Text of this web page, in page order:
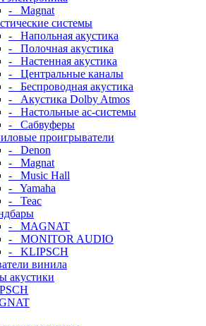
- Magnat
системы
- Напольная акустика
- Полочная акустика
- Настенная акустика
- Центральные каналы
- Беспроводная акустика
- Акустика Dolby Atmos
- Настольные ас-системы
- Сабвуферы
проигрыватели
- Denon
- Magnat
- Music Hall
- Yamaha
- Teac
- MAGNAT
- MONITOR AUDIO
- KLIPSCH
винила
акустики